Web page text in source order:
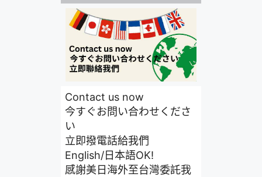
Contact us now
今すぐお問い合わせくださ
い
立即撥電話給我們
English/日本語OK!
感謝美日海外至台灣委託我